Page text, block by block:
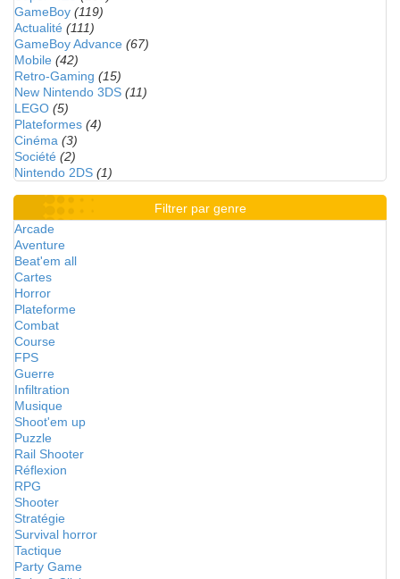
GameBoy (119)
Actualité (111)
GameBoy Advance (67)
Mobile (42)
Retro-Gaming (15)
New Nintendo 3DS (11)
LEGO (5)
Plateformes (4)
Cinéma (3)
Société (2)
Nintendo 2DS (1)
Filtrer par genre
Arcade
Aventure
Beat'em all
Cartes
Horror
Plateforme
Combat
Course
FPS
Guerre
Infiltration
Musique
Shoot'em up
Puzzle
Rail Shooter
Réflexion
RPG
Shooter
Stratégie
Survival horror
Tactique
Party Game